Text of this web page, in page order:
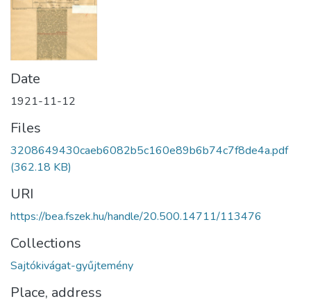
Date
1921-11-12
Files
3208649430caeb6082b5c160e89b6b74c7f8de4a.pdf
(362.18 KB)
URI
https://bea.fszek.hu/handle/20.500.14711/113476
Collections
Sajtókivágat-gyűjtemény
Place, address